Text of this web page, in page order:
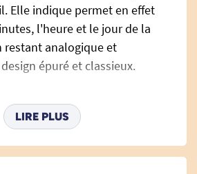
Elle indique permet en effet
l'heure et le jour de la
restant analogique et
épuré et classieux.
:
aluminium, plastique
LIRE PLUS